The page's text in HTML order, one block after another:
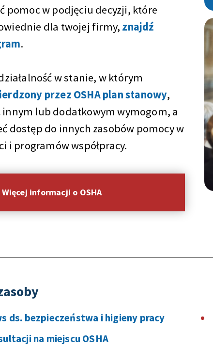
pomoc w podjęciu decyzji, które
dla twojej firmy, znajdź
.
w stanie, w którym
przez OSHA plan stanowy,
innym lub dodatkowym wymogom, a
dostęp do innych zasobów pomocy w
i programów współpracy.
Więcej informacji o OSHA
ds. bezpieczeństwa i higieny pracy
na miejscu OSHA